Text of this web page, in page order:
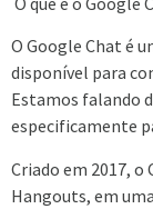
O Google Chat é
disponível para
Estamos falando
especificamente
Criado em 2017,
Hangouts, em